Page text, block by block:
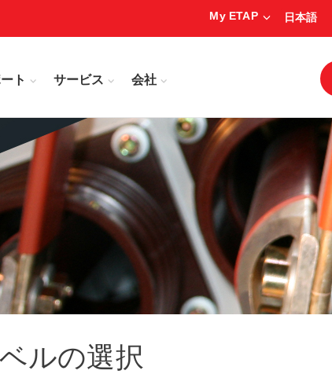
My ETAP
ト サービス 会社
ルの選択